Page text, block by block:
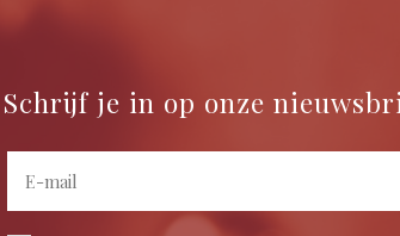
Schrijf je in op onze